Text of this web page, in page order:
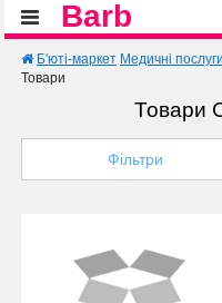
Barb
Б'юті-маркет Медичні
Товари
Товари
Фільтри